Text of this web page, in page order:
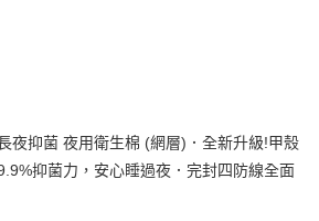
夜抑菌 夜用衛生棉 (網層)．全新升級!甲殼
抑菌力，安心睡過夜．完封四防線全面